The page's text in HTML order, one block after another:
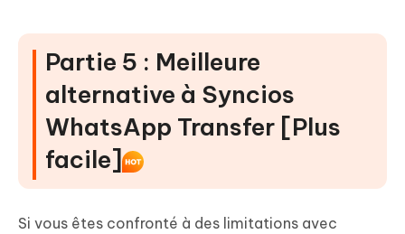
Partie 5 : Meilleure
alternative à Syncios
WhatsApp Transfer [Plus
facile]
Si vous êtes confronté à des limitations avec